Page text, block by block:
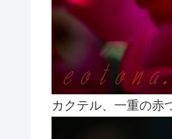
カクテル、一重の赤